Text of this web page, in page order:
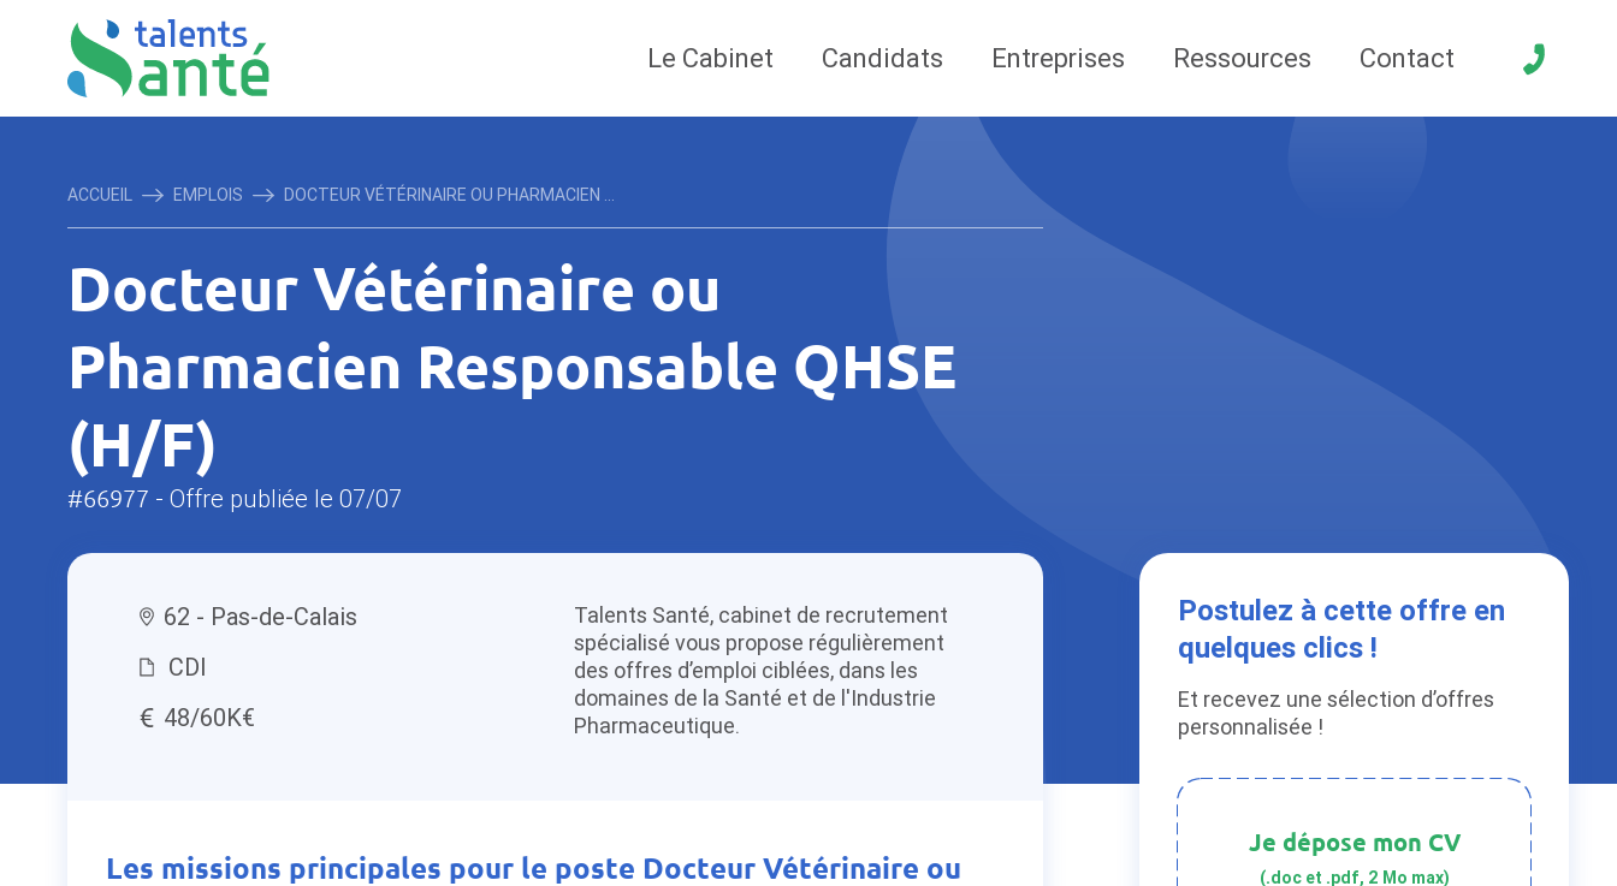
Le Cabinet Candidats Entreprises Ressources Contact
ACCUEIL EMPLOIS DOCTEUR VÉTÉRINAIRE OU PHARMACIEN ...
Docteur Vétérinaire ou
Pharmacien Responsable QHSE
(H/F)
#66977 - Offre publiée le 07/07
62 - Pas-de-Calais
CDI
48/60K€
Talents Santé, cabinet de recrutement
spécialisé vous propose régulièrement
des offres d’emploi ciblées, dans les
domaines de la Santé et de l'Industrie
Pharmaceutique.
Les missions principales pour le poste Docteur Vétérinaire ou
Postulez à cette offre en
quelques clics !
Et recevez une sélection d’offres
personnalisée !
Je dépose mon CV
(.doc et .pdf, 2 Mo max)